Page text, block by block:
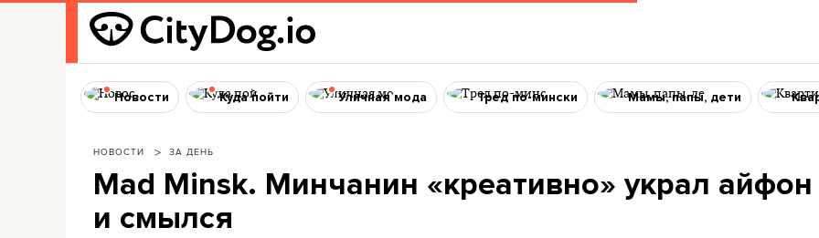
Новости Куда пойти Уличная мода Тред по-мински Мамы, папы, дети
НОВОСТИ ЗА ДЕНЬ
Mad Minsk. Минчанин «креативно» украл айфон
и смылся